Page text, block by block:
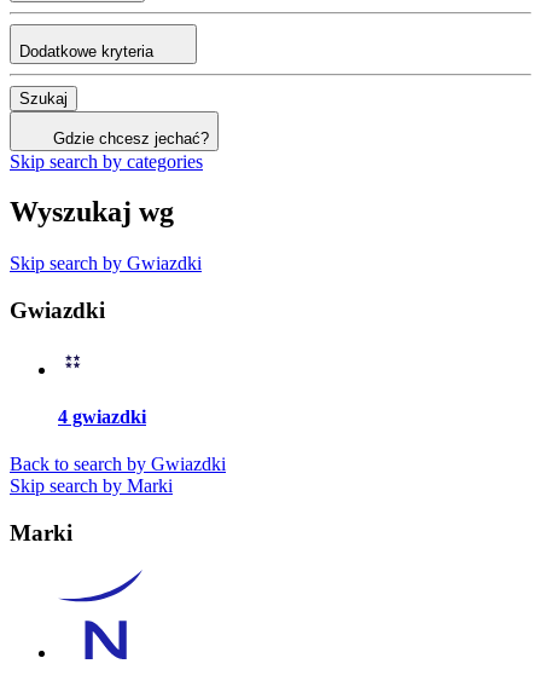
Dodatkowe kryteria
Szukaj
Gdzie chcesz jechać?
Skip search by categories
Wyszukaj wg
Skip search by Gwiazdki
Gwiazdki
4 gwiazdki
Back to search by Gwiazdki
Skip search by Marki
Marki